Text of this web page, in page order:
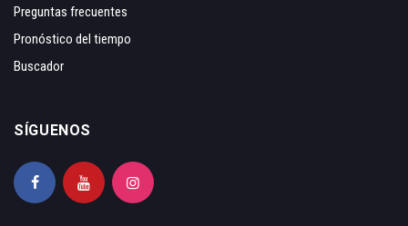
Preguntas frecuentes
Pronóstico del tiempo
Buscador
SÍGUENOS